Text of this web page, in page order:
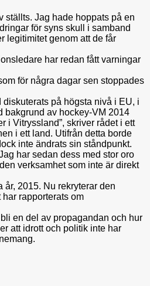
ställts. Jag hade hoppats på en
för syns skull i samband
legitimitet genom att de får
har redan fått varningar
för några dagar sen stoppades
på högsta nivå i EU, i
bakgrund av hockey-VM 2014
i Vitryssland”, skriver rådet i ett
i ett land. Utifrån detta borde
inte ändrats sin ståndpunkt.
har sedan dess med stor oro
verksamhet som inte är direkt
2015. Nu rekryterar den
rapporterats om
en del av propagandan och hur
att idrott och politik inte har